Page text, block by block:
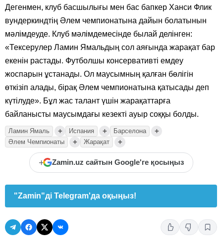
Дегенмен, клуб басшылығы мен бас бапкер Ханси Флик
вундеркиндтің Әлем чемпионатына дайын болатынын
мәлімдеуде. Клуб мәлімдемесінде былай делінген:
«Тексерулер Ламин Ямальдың сол аяғында жарақат бар
екенін растады. Футболшы консервативті емдеу
жоспарын ұстанады. Ол маусымның қалған бөлігін
өткізіп алады, бірақ Әлем чемпионатына қатысады деп
күтілуде». Бұл жас талант үшін жарақаттарға
байланысты маусымдағы кезекті ауыр соққы болды.
Ламин Ямаль + Испания + Барселона +
Әлем Чемпионаты + Жарақат +
+ Zamin.uz сайтын Google'ге қосыңыз
"Zamin"ді Telegram'да оқыңыз!